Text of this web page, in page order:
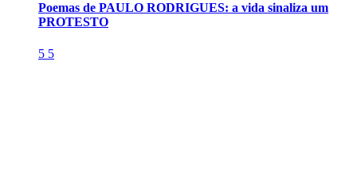
Poemas de PAULO RODRIGUES: a vida sinaliza um
PROTESTO
5 5